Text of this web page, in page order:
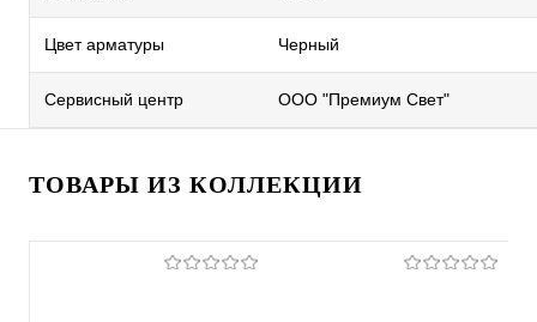
Цвет арматуры Черный
Сервисный центр ООО "Премиум Свет"
ТОВАРЫ ИЗ КОЛЛЕКЦИИ